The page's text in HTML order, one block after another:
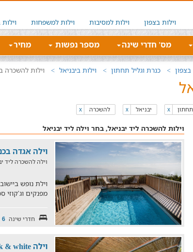
וילות בצפון וילות למסיבות וילות למשפחות
מס' חדרי שינה מספר נפשות מחיר
כנרת וגליל תחתון וילות ביבניאל וילות להשכרה
x תחתון x יבניאל x להשכרה
וילות להשכרה ליד יבניאל, בחר וילה ליד יבניאל
וילה אגדה
וילה להשכרה ליד
מפנקים וג'קוזי ספא
חדרי שינה 6
וילה black & white